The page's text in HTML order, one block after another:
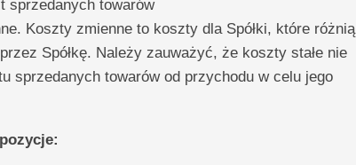
towarów
Koszty zmienne to koszty dla Spółki, które różnią
Spółkę. Należy zauważyć, że koszty stałe nie
sprzedanych towarów od przychodu w celu jego